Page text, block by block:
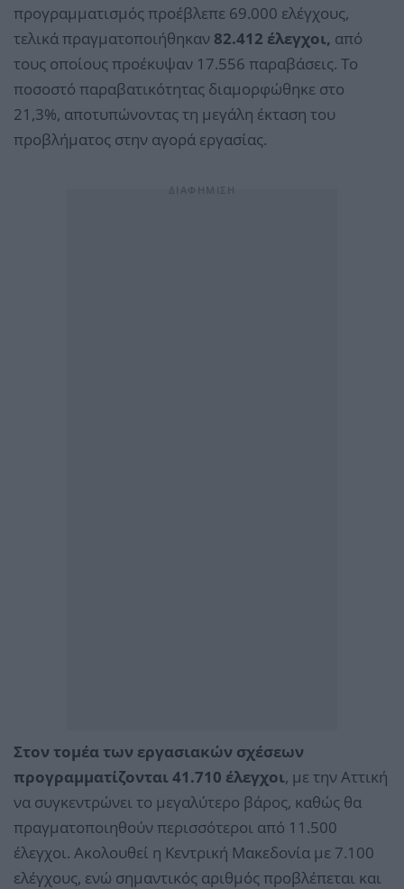
προγραμματισμός προέβλεπε 69.000 ελέγχους,
τελικά πραγματοποιήθηκαν 82.412 έλεγχοι, από
τους οποίους προέκυψαν 17.556 παραβάσεις. Το
ποσοστό παραβατικότητας διαμορφώθηκε στο
21,3%, αποτυπώνοντας τη μεγάλη έκταση του
προβλήματος στην αγορά εργασίας.
Στον τομέα των εργασιακών σχέσεων
προγραμματίζονται 41.710 έλεγχοι, με την Αττική
να συγκεντρώνει το μεγαλύτερο βάρος, καθώς θα
πραγματοποιηθούν περισσότεροι από 11.500
έλεγχοι. Ακολουθεί η Κεντρική Μακεδονία με 7.100
ελέγχους, ενώ σημαντικός αριθμός προβλέπεται και